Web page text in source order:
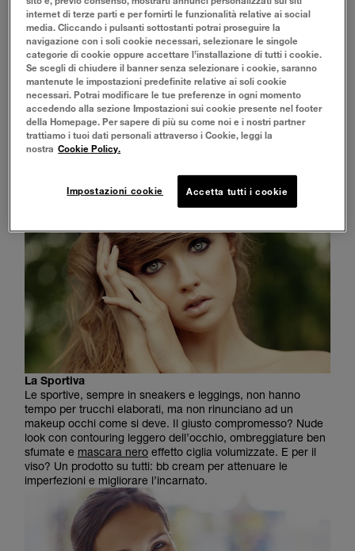
Abbinare stili e makeup occhi è facile, il bello viene quando
poi si deve giocare con le variazioni sul tema. Ecco le 4
personalità più comuni, tu quale sei?
La Romantica
Lo stile romantico con gonne, balze e un tocco di retrò, è
fatto per essere abbinato all’eyeliner nero dalla codina
lunga: più la riga è spessa più il trucco diventa sensuale. Per
le romantiche la scelta giusta cade su uneyeliner liquido
morbidoe fine con applicatore a penna ad alta
precisione. L’eyeliner ancora più spesso diventa
protagonista dello stile rock, ma anche uno smokey eyes
non possono sbagliare con glieyeliner in matitacon
apposito applicatore a sfumino per offrire un perfetto look
smoky, ancora più rock, in poco tempo.
La Sportiva
Le sportive, sempre in sneakers e leggings, non hanno
tempo per trucchi elaborati, ma non rinunciano ad un
makeup occhi come si deve. Il giusto compromesso? Nude
look con contouring leggero dell’occhio, ombreggiature ben
sfumate e mascara nero effetto ciglia volumizzate. E per il
viso? Un prodotto su tutti: bb cream per attenuare le
imperfezioni e migliorare l’incarnato.
internet di terze parti e per fornirti le funzionalità relative ai social
media. Cliccando i pulsanti sottostanti potrai proseguire la
navigazione con i soli cookie necessari, selezionare le singole
categorie di cookie oppure accettare l’installazione di tutti i cookie.
Se scegli di chiudere il banner senza selezionare i cookie, saranno
mantenute le impostazioni predefinite relative ai soli cookie
necessari. Potrai modificare le tue preferenze in ogni momento
accedendo alla sezione Impostazioni sui cookie presente nel footer
della Homepage. Per sapere di più su come noi e i nostri partner
trattiamo i tuoi dati personali attraverso i Cookie, leggi la
nostra Cookie Policy.
Impostazioni cookie Accetta tutti i cookie